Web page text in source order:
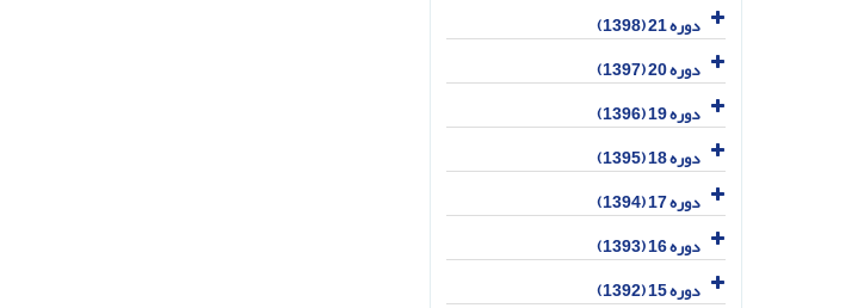
دوره 21 (1398)
دوره 20 (1397)
دوره 19 (1396)
دوره 18 (1395)
دوره 17 (1394)
دوره 16 (1393)
دوره 15 (1392)